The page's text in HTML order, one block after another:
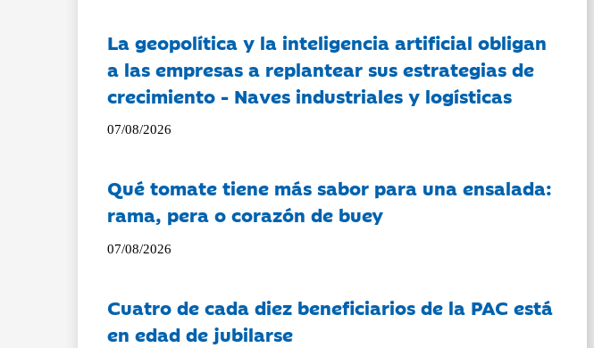
La geopolítica y la inteligencia artificial obligan
a las empresas a replantear sus estrategias de
crecimiento - Naves industriales y logísticas
07/08/2026
Qué tomate tiene más sabor para una ensalada:
rama, pera o corazón de buey
07/08/2026
Cuatro de cada diez beneficiarios de la PAC está
en edad de jubilarse